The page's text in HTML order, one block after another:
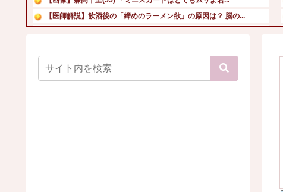
【医師解説】飲酒後の「締めのラーメン欲」の原因は？ 脳の...
【画像】美人さん(45)による、ビキニ水着姿はこちら！
【画像】45歳女のビキニ水着姿w